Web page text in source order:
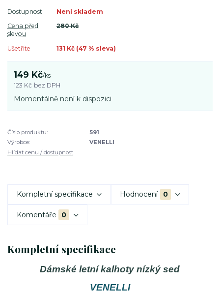
Dostupnost
Není skladem
Cena před
slevou
280 Kč
Ušetříte 131 Kč (47 % sleva)
149 Kč/ks
123 Kč bez DPH
Momentálně není k dispozici
Číslo produktu:
591
Výrobce:
VENELLI
Hlídat cenu / dostupnost
Kompletní specifikace Hodnocení 0
Komentáře 0
Kompletní specifikace
Dámské letní kalhoty nízký sed
VENELLI